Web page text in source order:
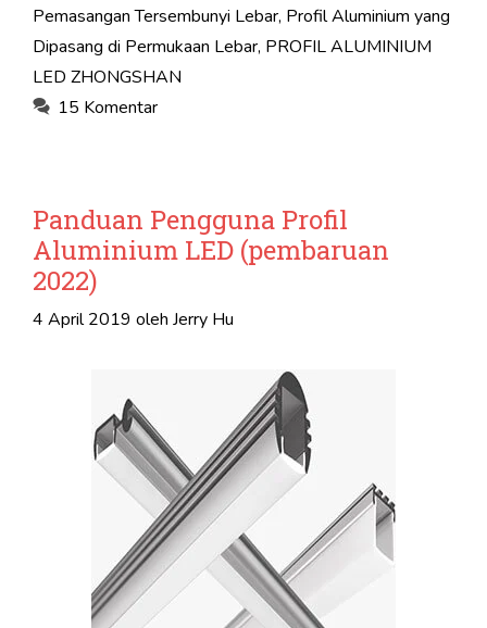
Pemasangan Tersembunyi Lebar, Profil Aluminium yang
Dipasang di Permukaan Lebar, PROFIL ALUMINIUM
LED ZHONGSHAN
15 Komentar
Panduan Pengguna Profil
Aluminium LED (pembaruan
2022)
4 April 2019 oleh Jerry Hu